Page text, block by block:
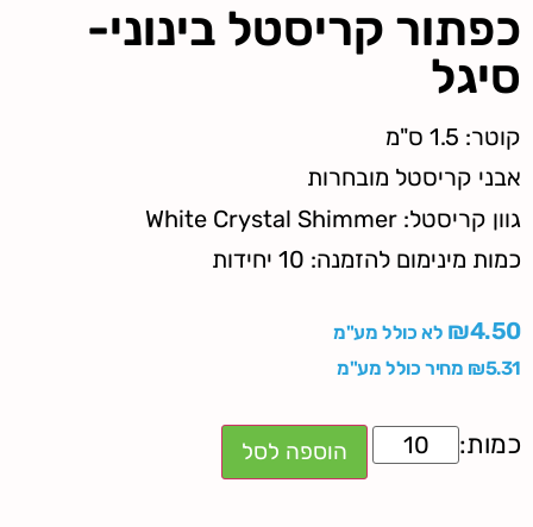
כפתור קריסטל בינוני-
סיגל
קוטר: 1.5 ס"מ
אבני קריסטל מובחרות
גוון קריסטל: White Crystal Shimmer
כמות מינימום להזמנה: 10 יחידות
₪4.50
לא כולל מע"מ
₪5.31 מחיר כולל מע"מ
הוספה לסל